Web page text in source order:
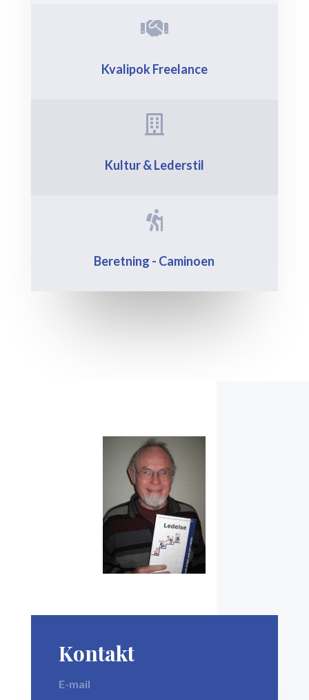

Kvalipok Freelance

Kultur & Lederstil

Beretning - Caminoen
Kontakt
E-mail